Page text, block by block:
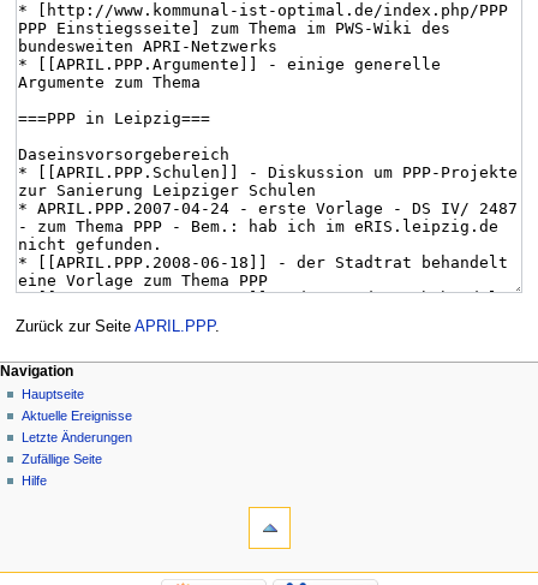
Zurück zur Seite APRIL.PPP.
Navigation
Hauptseite
Aktuelle Ereignisse
Letzte Änderungen
Zufällige Seite
Hilfe